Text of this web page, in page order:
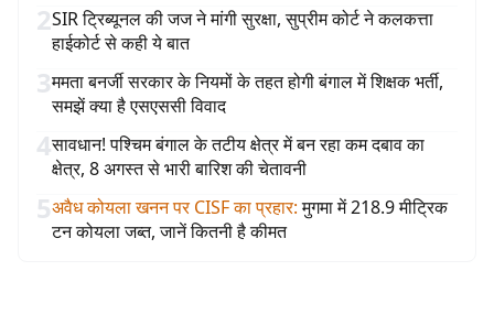
2SIR ट्रिब्यूनल की जज ने मांगी सुरक्षा, सुप्रीम कोर्ट ने कलकत्ता
हाईकोर्ट से कही ये बात
3ममता बनर्जी सरकार के नियमों के तहत होगी बंगाल में शिक्षक भर्ती,
समझें क्या है एसएससी विवाद
4सावधान! पश्चिम बंगाल के तटीय क्षेत्र में बन रहा कम दबाव का
क्षेत्र, 8 अगस्त से भारी बारिश की चेतावनी
5अवैध कोयला खनन पर CISF का प्रहार: मुगमा में 218.9 मीट्रिक
टन कोयला जब्त, जानें कितनी है कीमत